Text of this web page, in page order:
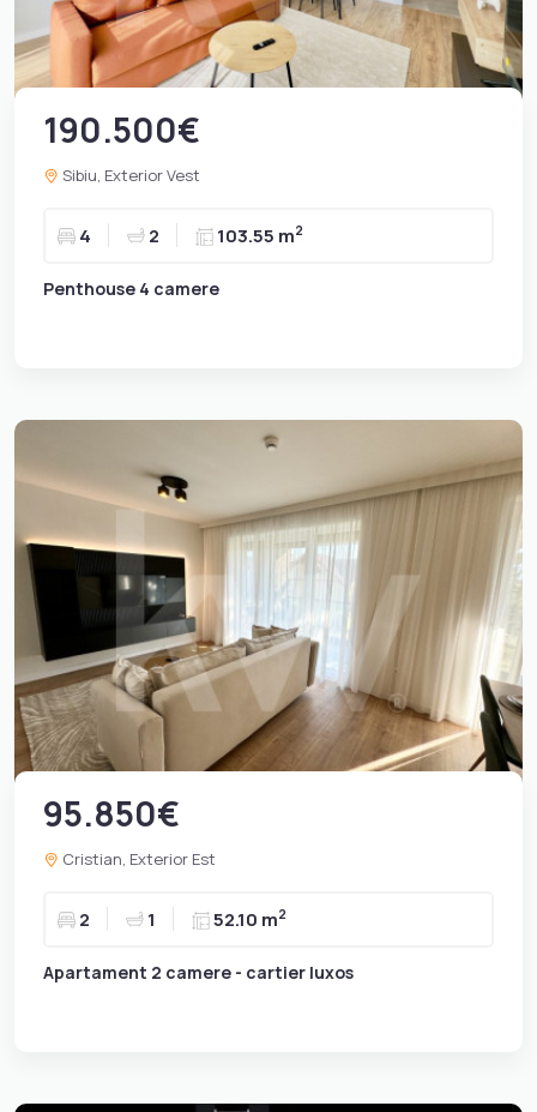
190.500€
Sibiu, Exterior Vest
4 2 103.55 m2
Penthouse 4 camere
95.850€
Cristian, Exterior Est
2 1 52.10 m2
Apartament 2 camere - cartier luxos